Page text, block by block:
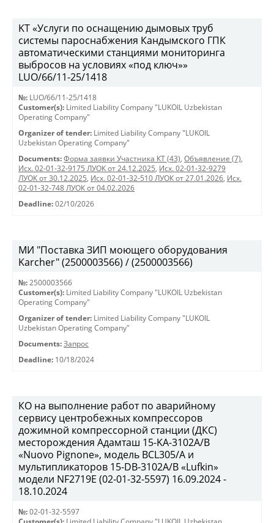
KT «Услуги по оснащению дымовых труб
системы пароснабжения Кандымского ГПК
автоматическими станциями мониторинга
выбросов на условиях «под ключ»»
LUO/66/11-25/1418
№: LUO/66/11-25/1418
Customer(s): Limited Liability Company "LUKOIL Uzbekistan
Operating Company"
Organizer of tender: Limited Liability Company "LUKOIL
Uzbekistan Operating Company"
Documents: Форма заявки Участника КТ (43), Объявление (7),
Исх. 02-01-32-9175 ЛУОК от 24.12.2025, Исх. 02-01-32-9279
ЛУОК от 30.12.2025, Исх. 02-01-32-510 ЛУОК от 27.01.2026, Исх.
02-01-32-748 ЛУОК от 04.02.2026
Deadline: 02/10/2026
МИ "Поставка ЗИП моющего оборудования
Karcher" (2500003566) / (2500003566)
№: 2500003566
Customer(s): Limited Liability Company "LUKOIL Uzbekistan
Operating Company"
Organizer of tender: Limited Liability Company "LUKOIL
Uzbekistan Operating Company"
Documents: Запрос
Deadline: 10/18/2024
КО на выполнение работ по аварийному
сервису центробежных компрессоров
дожимной компрессорной станции (ДКС)
месторождения Адамташ 15-KA-3102А/В
«Nuovo Pignone», модель BCL305/A и
мультипликаторов 15-DB-3102A/B «Lufkin»
модели NF2719Е (02-01-32-5597) 16.09.2024 -
18.10.2024
№: 02-01-32-5597